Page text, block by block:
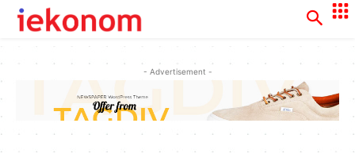
- Advertisement -